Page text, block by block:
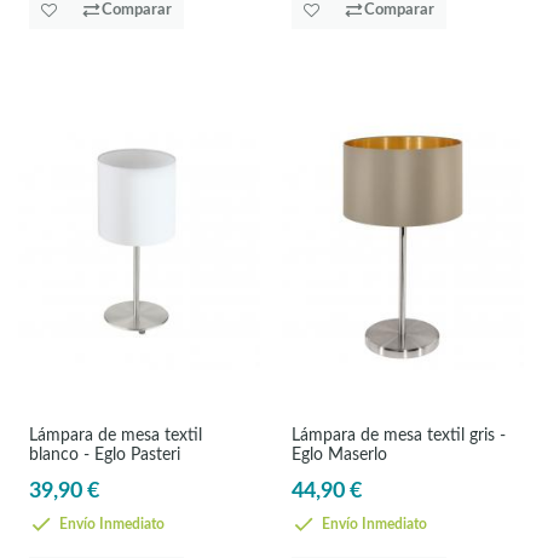
Comparar Comparar
Lámpara de mesa textil
blanco - Eglo Pasteri
39,90 €
Envío Inmediato
Lámpara de mesa textil gris -
Eglo Maserlo
44,90 €
Envío Inmediato